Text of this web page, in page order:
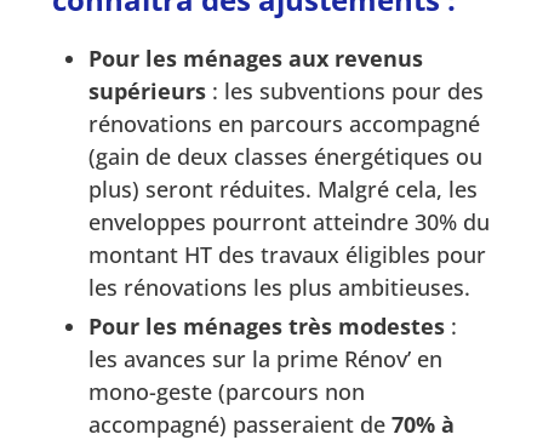
Pour les ménages aux revenus
supérieurs: les subventions pour des
rénovations en parcours accompagné
(gain de deux classes énergétiques ou
plus) seront réduites. Malgré cela, les
enveloppes pourront atteindre 30% du
montant HT des travaux éligibles pour
les rénovations les plus ambitieuses.
Pour les ménages très modestes :
les avances sur la prime Rénov’ en
mono-geste (parcours non
accompagné) passeraient de 70% à